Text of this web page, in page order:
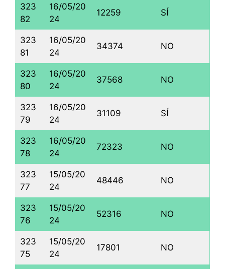
323
82
16/05/20
24
12259 SÍ
323
81
16/05/20
24
34374 NO
323
80
16/05/20
24
37568 NO
323
79
16/05/20
24
31109 SÍ
323
78
16/05/20
24
72323 NO
323
77
15/05/20
24
48446 NO
323
76
15/05/20
24
52316 NO
323
75
15/05/20
24
17801 NO